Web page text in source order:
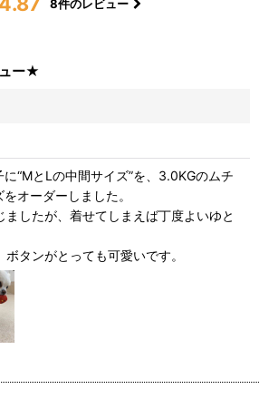
8件のレビュー
ー★
“MとLの中間サイズ”を、3.0KGのムチ
オーダーしました。
ましたが、着せてしまえば丁度よいゆと
タンがとっても可愛いです。